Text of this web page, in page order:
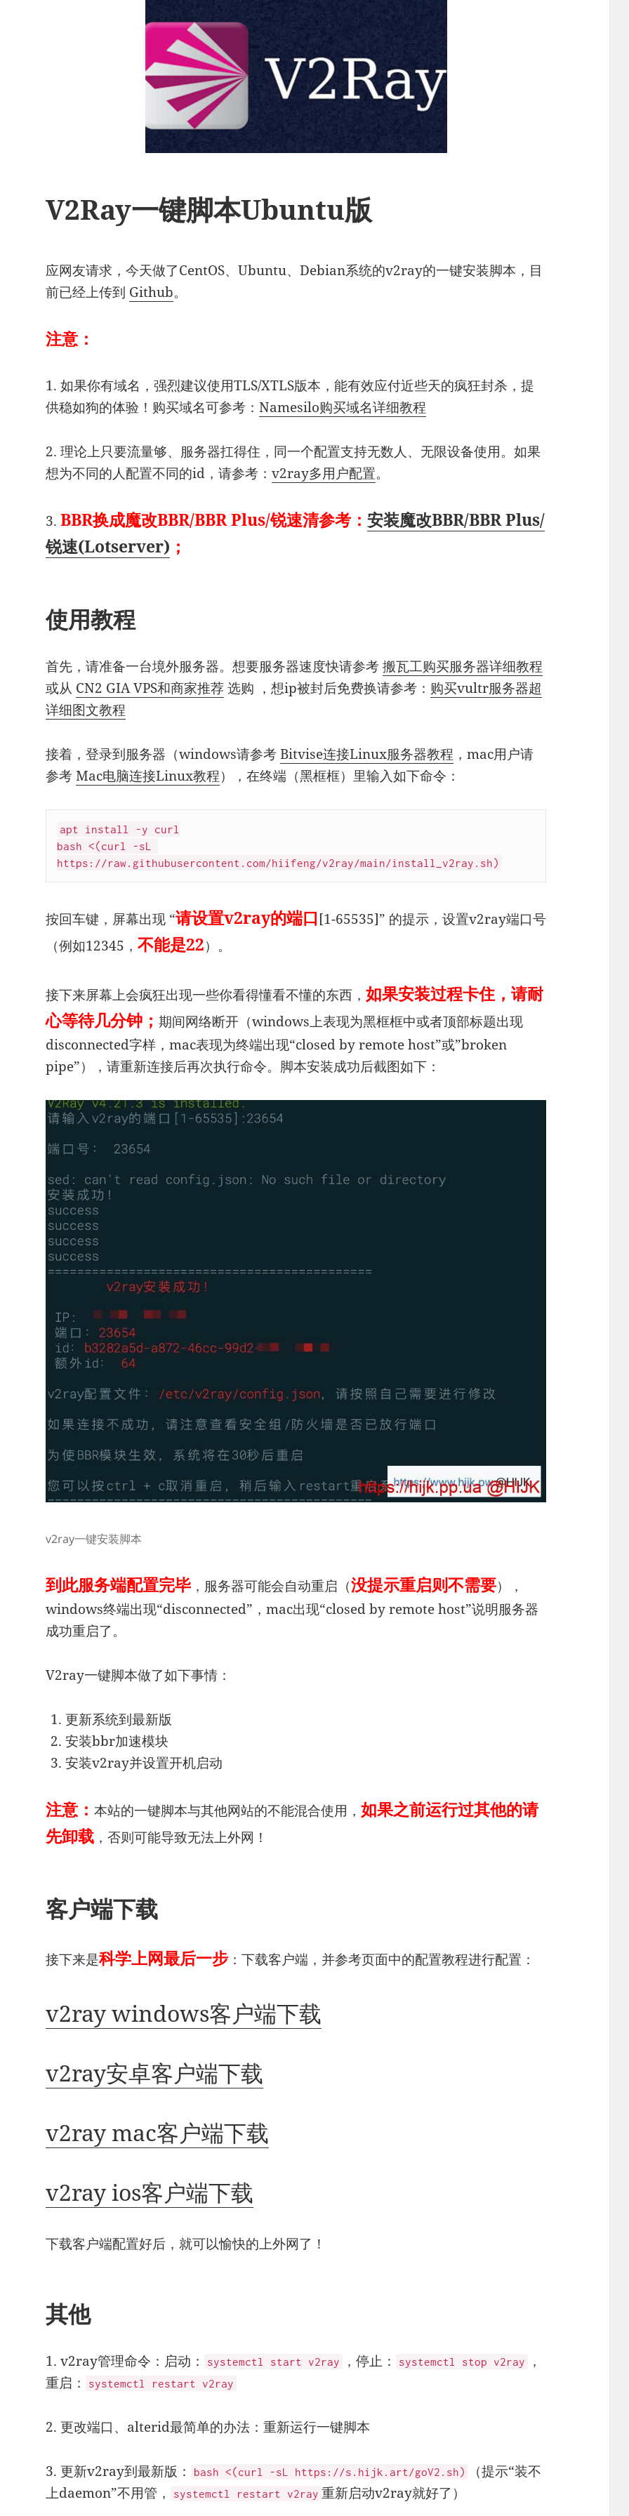
V2Ray一键脚本Ubuntu版
应网友请求，今天做了CentOS、Ubuntu、Debian系统的v2ray的一键安装脚本，目
前已经上传到 Github。
注意：
1. 如果你有域名，强烈建议使用TLS/XTLS版本，能有效应付近些天的疯狂封杀，提
供稳如狗的体验！购买域名可参考： Namesilo购买域名详细教程
2. 理论上只要流量够、服务器扛得住，同一个配置支持无数人、无限设备使用。如果
想为不同的人配置不同的id，请参考： v2ray多用户配置。
3. BBR换成魔改BBR/BBR Plus/锐速清参考： 安装魔改BBR/BBR Plus/
锐速(Lotserver) ；
使用教程
首先，请准备一台境外服务器。想要服务器速度快请参考搬瓦工购买服务器详细教程
或从 CN2 GIA VPS和商家推荐选购 ，想ip被封后免费换请参考： 购买vultr服务器超
详细图文教程
接着，登录到服务器（windows请参考Bitvise连接Linux服务器教程 ，mac用户请
参考Mac电脑连接Linux教程），在终端（黑框框）里输入如下命令：
apt install -y curl
bash <(curl -sL
https://raw.githubusercontent.com/hiifeng/v2ray/main/install_v2ray.sh)
按回车键，屏幕出现 “请设置v2ray的端口[1-65535]” 的提示，设置v2ray端口号
（例如12345， 不能是22）。
接下来屏幕上会疯狂出现一些你看得懂看不懂的东西， 如果安装过程卡住，请耐
心等待几分钟； 期间网络断开（windows上表现为黑框框中或者顶部标题出现
disconnected字样，mac表现为终端出现“closed by remote host”或”broken
pipe”），请重新连接后再次执行命令。脚本安装成功后截图如下：
v2ray一键安装脚本
到此服务端配置完毕，服务器可能会自动重启（没提示重启则不需要），
windows终端出现“disconnected”，mac出现“closed by remote host”说明服务器
成功重启了。
V2ray一键脚本做了如下事情：
更新系统到最新版
安装bbr加速模块
安装v2ray并设置开机启动
注意： 本站的一键脚本与其他网站的不能混合使用， 如果之前运行过其他的请
先卸载，否则可能导致无法上外网！
客户端下载
接下来是科学上网最后一步：下载客户端，并参考页面中的配置教程进行配置：
v2ray windows客户端下载
v2ray安卓客户端下载
v2ray mac客户端下载
v2ray ios客户端下载
下载客户端配置好后，就可以愉快的上外网了！
其他
1. v2ray管理命令：启动： systemctl start v2ray ，停止： systemctl stop v2ray
，
重启：
systemctl restart v2ray
2. 更改端口、alterid最简单的办法：重新运行一键脚本
3. 更新v2ray到最新版： bash <(curl -sL https://s.hijk.art/goV2.sh)
（提示“装不
上daemon”不用管，
systemctl restart v2ray 重新启动v2ray就好了）